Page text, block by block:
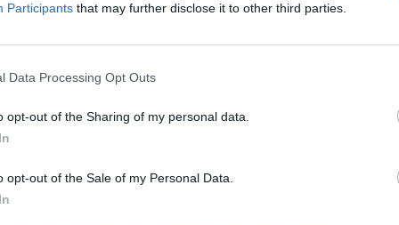
Participants that may further disclose it to other third parties.
Data Processing Opt Outs
opt-out of the Sharing of my personal data.
opt-out of the Sale of my Personal Data.
sur
au meilleur prix sur
La Géorgie»